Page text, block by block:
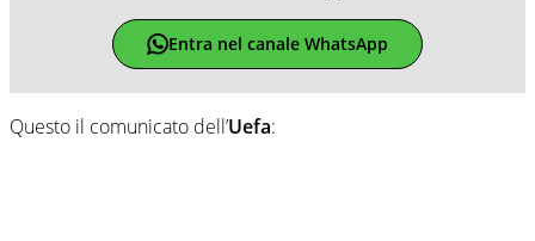
Entra nel canale WhatsApp
Questo il comunicato dell’Uefa: